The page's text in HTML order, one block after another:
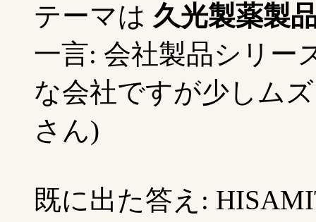
テーマは 久光製薬製
一言: 会社製品シリー
な会社ですが少しム
さん)
既に出た答え: